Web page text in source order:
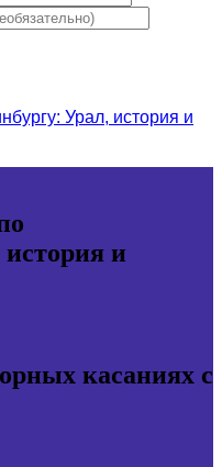
Урал, история и
и
касаниях с